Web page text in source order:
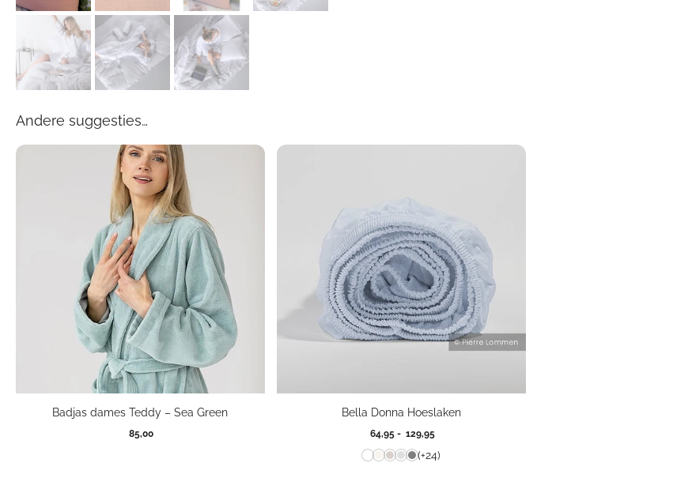
Andere suggesties…
Badjas dames Teddy – Sea Green
85,00
Bella Donna Hoeslaken
64,95 - 129,95Prijsklasse:
tot
(+24)